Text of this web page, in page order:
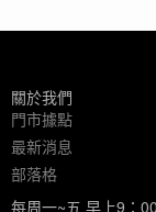
關於我們
門市據點
最新消息
部落格
每周一~五 早上9：